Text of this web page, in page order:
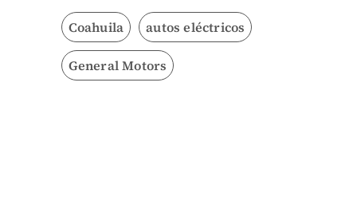
Coahuila autos eléctricos
General Motors